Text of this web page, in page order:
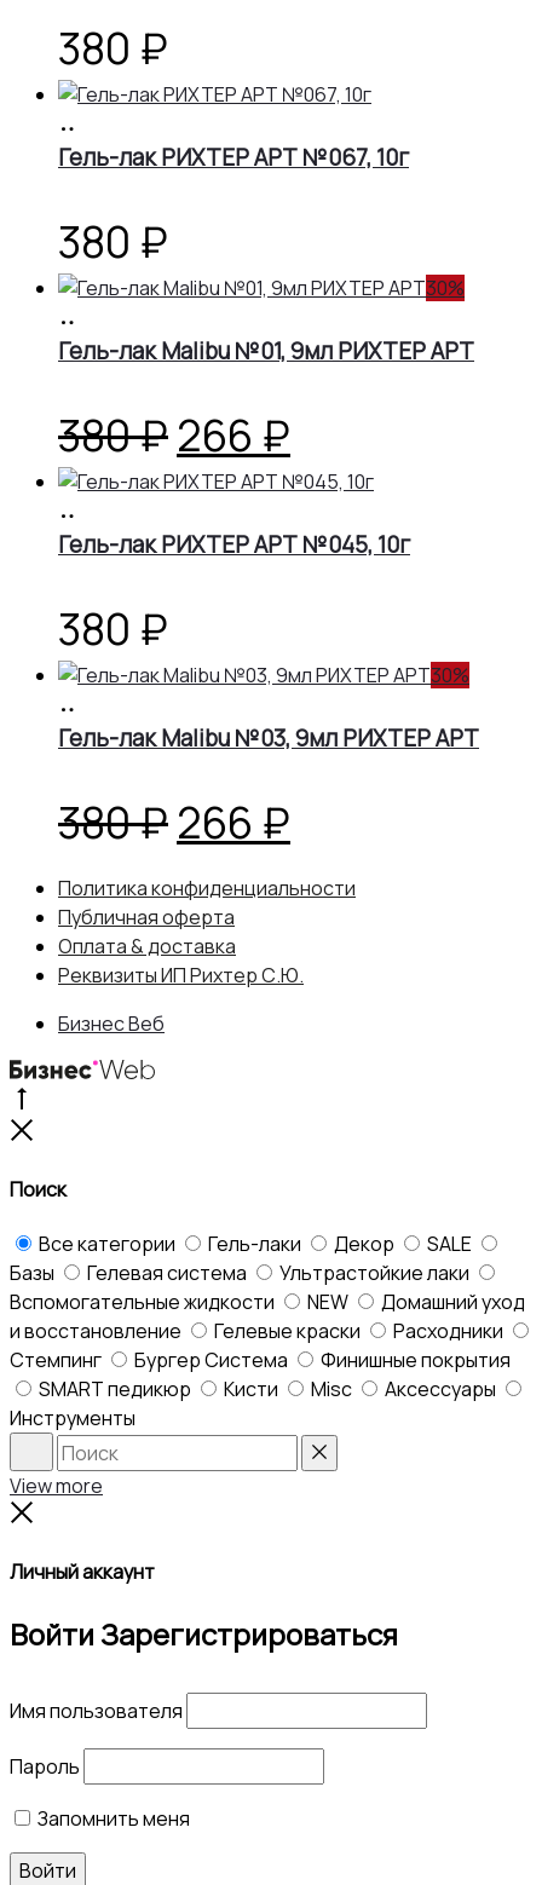
380 ₽
корзину
Гель-лак РИХТЕР АРТ №067, 10г
380 ₽
30%
корзину
Гель-лак Malibu №01, 9мл РИХТЕР АРТ
380₽Первоначальная
цена
составляла
266 ₽
цена:
266 ₽.
корзину
Гель-лак РИХТЕР АРТ №045, 10г
380 ₽
30%
корзину
Гель-лак Malibu №03, 9мл РИХТЕР АРТ
380₽Первоначальная
цена
составляла
266 ₽
цена:
Политика конфиденциальности
Публичная оферта
Оплата & доставка
Реквизиты ИП Рихтер С.Ю.
Бизнес Веб
Поиск
Все категории Гель-лаки Декор
SALE
Базы
Гелевая система
Ультрастойкие лаки
Вспомогательные жидкости
NEW
Домашний уход
и восстановление
Гелевые краски
Расходники
Стемпинг
Бургер Система
Финишные покрытия
SMART педикюр
Кисти Misc
Аксессуары
Инструменты
Search
View more
Личный аккаунт
ВойтиЗарегистрироваться
Имя пользователя
Пароль
Запомнить меня
Войти